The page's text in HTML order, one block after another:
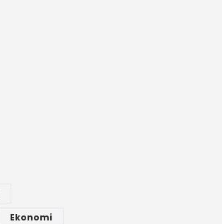
Ekonomi